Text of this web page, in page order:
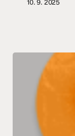
10. 9. 2025